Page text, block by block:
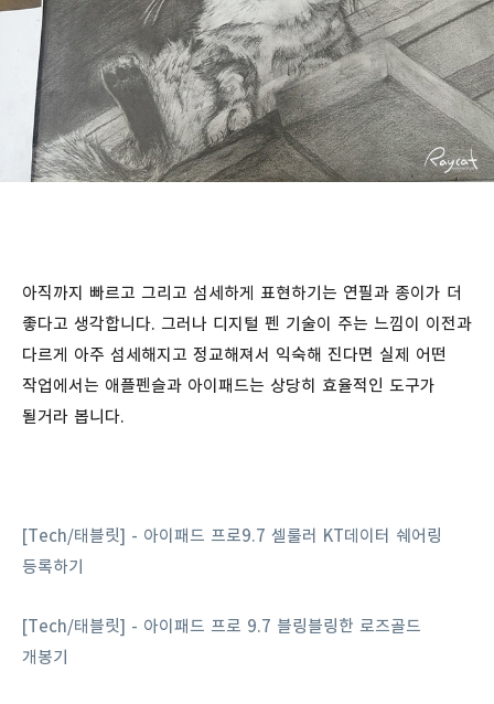
아직까지 빠르고 그리고 섬세하게 표현하기는 연필과 종이가 더
좋다고 생각합니다. 그러나 디지털 펜 기술이 주는 느낌이 이전과
다르게 아주 섬세해지고 정교해져서 익숙해 진다면 실제 어떤
작업에서는 애플펜슬과 아이패드는 상당히 효율적인 도구가
될거라 봅니다.
[Tech/태블릿] - 아이패드 프로9.7 셀룰러 KT데이터 쉐어링
등록하기
[Tech/태블릿] - 아이패드 프로 9.7 블링블링한 로즈골드
개봉기